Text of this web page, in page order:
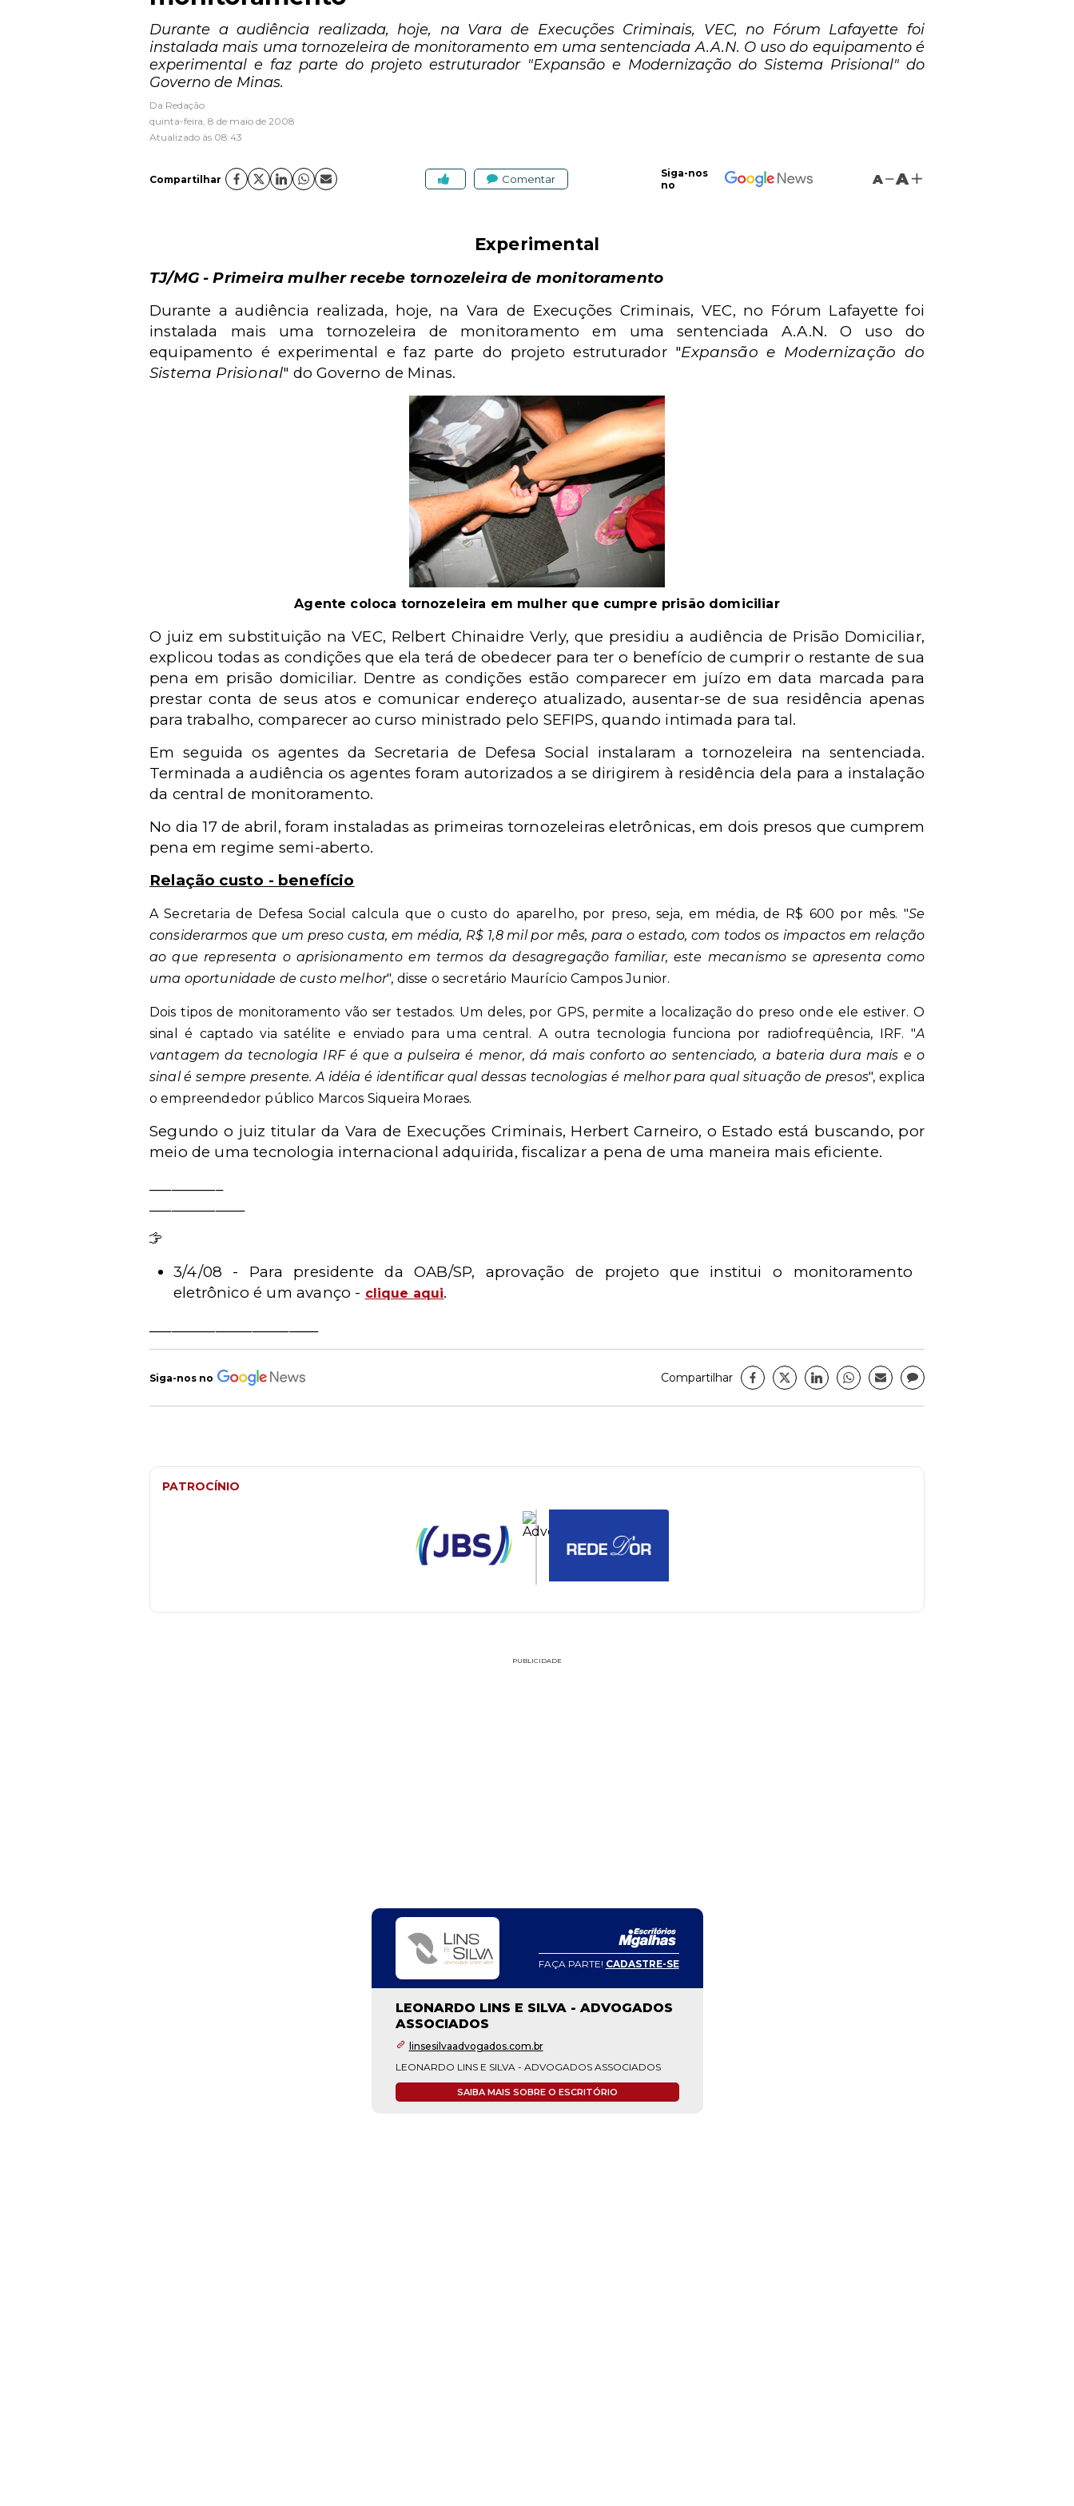
Durante a audiência realizada, hoje, na Vara de Execuções Criminais, VEC, no Fórum Lafayette foi
instalada mais uma tornozeleira de monitoramento em uma sentenciada A.A.N. O uso do equipamento é
experimental e faz parte do projeto estruturador "Expansão e Modernização do Sistema Prisional" do
Governo de Minas.
Da Redação
quinta-feira, 8 de maio de 2008
Atualizado às 08:43
Compartilhar Comentar
Siga-nos
no
A A
Experimental
TJ/MG - Primeira mulher recebe tornozeleira de monitoramento
Durante a audiência realizada, hoje, na Vara de Execuções Criminais, VEC, no Fórum Lafayette foi
instalada mais uma tornozeleira de monitoramento em uma sentenciada A.A.N. O uso do
equipamento é experimental e faz parte do projeto estruturador "Expansão e Modernização do
Sistema Prisional" do Governo de Minas.
Agente coloca tornozeleira em mulher que cumpre prisão domiciliar
O juiz em substituição na VEC, Relbert Chinaidre Verly, que presidiu a audiência de Prisão Domiciliar,
explicou todas as condições que ela terá de obedecer para ter o benefício de cumprir o restante de sua
pena em prisão domiciliar. Dentre as condições estão comparecer em juízo em data marcada para
prestar conta de seus atos e comunicar endereço atualizado, ausentar-se de sua residência apenas
para trabalho, comparecer ao curso ministrado pelo SEFIPS, quando intimada para tal.
Em seguida os agentes da Secretaria de Defesa Social instalaram a tornozeleira na sentenciada.
Terminada a audiência os agentes foram autorizados a se dirigirem à residência dela para a instalação
da central de monitoramento.
No dia 17 de abril, foram instaladas as primeiras tornozeleiras eletrônicas, em dois presos que cumprem
pena em regime semi-aberto.
Relação custo - benefício
A Secretaria de Defesa Social calcula que o custo do aparelho, por preso, seja, em média, de R$ 600 por mês. "Se
considerarmos que um preso custa, em média, R$ 1,8 mil por mês, para o estado, com todos os impactos em relação
ao que representa o aprisionamento em termos da desagregação familiar, este mecanismo se apresenta como
uma oportunidade de custo melhor", disse o secretário Maurício Campos Junior.
Dois tipos de monitoramento vão ser testados. Um deles, por GPS, permite a localização do preso onde ele estiver. O
sinal é captado via satélite e enviado para uma central. A outra tecnologia funciona por radiofreqüência, IRF. "A
vantagem da tecnologia IRF é que a pulseira é menor, dá mais conforto ao sentenciado, a bateria dura mais e o
sinal é sempre presente. A idéia é identificar qual dessas tecnologias é melhor para qual situação de presos", explica
o empreendedor público Marcos Siqueira Moraes.
Segundo o juiz titular da Vara de Execuções Criminais, Herbert Carneiro, o Estado está buscando, por
meio de uma tecnologia internacional adquirida, fiscalizar a pena de uma maneira mais eficiente.
3/4/08 - Para presidente da OAB/SP, aprovação de projeto que institui o monitoramento
eletrônico é um avanço - clique aqui.
Siga-nos no Compartilhar
PATROCÍNIO
PUBLICIDADE
FAÇA PARTE! CADASTRE-SE
LEONARDO LINS E SILVA - ADVOGADOS
ASSOCIADOS
linsesilvaadvogados.com.br
LEONARDO LINS E SILVA - ADVOGADOS ASSOCIADOS
SAIBA MAIS SOBRE O ESCRITÓRIO